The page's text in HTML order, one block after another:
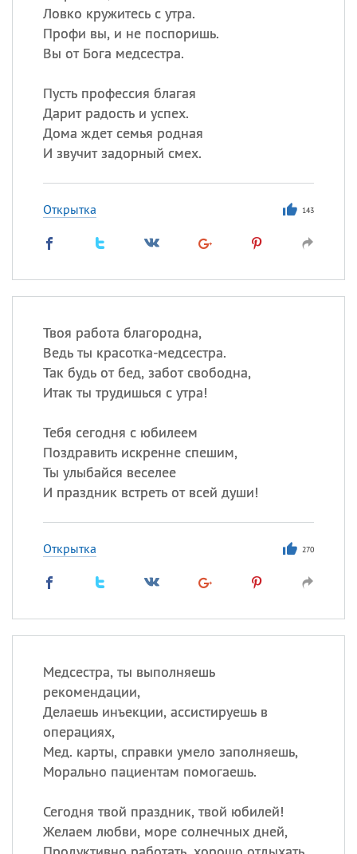
Ловко кружитесь с утра.
Профи вы, и не поспоришь.
Вы от Бога медсестра.
Пусть профессия благая
Дарит радость и успех.
Дома ждет семья родная
И звучит задорный смех.
Открытка 143
Твоя работа благородна,
Ведь ты красотка-медсестра.
Так будь от бед, забот свободна,
Итак ты трудишься с утра!
Тебя сегодня с юбилеем
Поздравить искренне спешим,
Ты улыбайся веселее
И праздник встреть от всей души!
Открытка 270
Медсестра, ты выполняешь
рекомендации,
Делаешь инъекции, ассистируешь в
операциях,
Мед. карты, справки умело заполняешь,
Морально пациентам помогаешь.
Сегодня твой праздник, твой юбилей!
Желаем любви, море солнечных дней,